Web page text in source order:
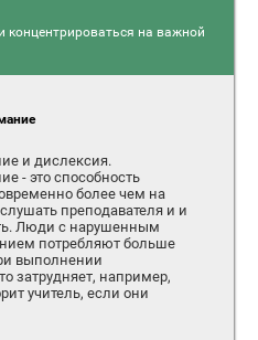
концентрироваться на важной
и дислексия.
- это способность
более чем на
преподавателя и и
Люди с нарушенным
потребляют больше
выполнении
затрудняет, например,
учитель, если они